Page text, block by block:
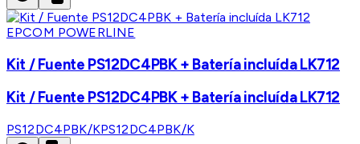
EPCOM POWERLINE
Kit / Fuente PS12DC4PBK + Batería incluída LK712
Kit / Fuente PS12DC4PBK + Batería incluída LK712
PS12DC4PBK/KPS12DC4PBK/K